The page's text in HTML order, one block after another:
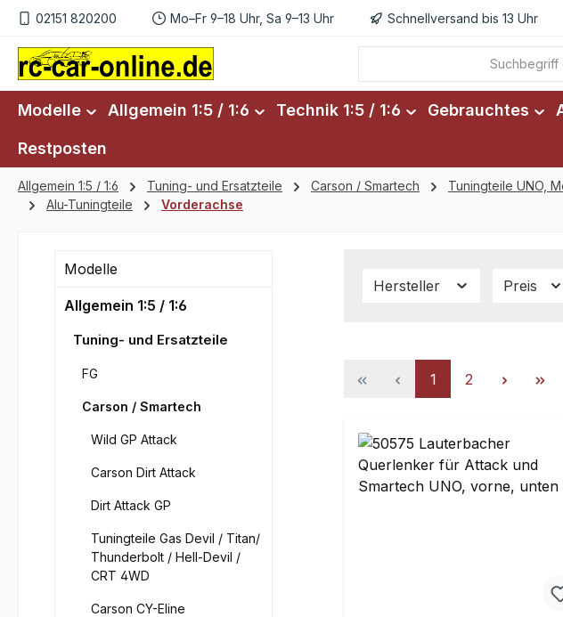
Hauptinhalt springen
Zur Suche springen
Zur Hauptnavigation springen
02151 820200 Mo–Fr 9–18 Uhr, Sa 9–13 Uhr Schnellversand bis 13 Uhr
Modelle Allgemein 1:5 / 1:6 Technik 1:5 / 1:6 Gebrauchtes
Restposten
Allgemein 1:5 / 1:6 Tuning- und Ersatzteile Carson / Smartech
Tuningteile UNO,
Alu-Tuningteile
Vorderachse
Modelle
Allgemein 1:5 / 1:6
Tuning- und Ersatzteile
FG
Carson / Smartech
Wild GP Attack
Carson Dirt Attack
Dirt Attack GP
Tuningteile Gas Devil / Titan/
Thunderbolt / Hell-Devil /
CRT 4WD
Carson CY-Eline
Hersteller Preis
Seite
1 Seite
2